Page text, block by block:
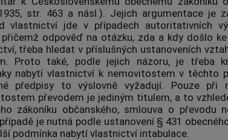
str. 463 a násl.). Jejich argumentace je
vlastnictví jde v případech autoritativních
přičemž odpověď na otázku, zda a kdy došlo
třeba hledat v příslušných ustanoveních
Proto také, podle jejich názoru, je třeba
nabytí vlastnictví k nemovitostem v těchto
předpisy to výslovně vyžadují. Pouze při
převodem je jediným titulem, a to
zákoníku občanského, smlouva o převodu
je nutná podle ustanovení § 431
podmínka nabytí vlastnictví intabulace.